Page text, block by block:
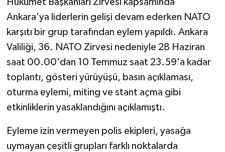
Hükümet Başkanları Zirvesi kapsamında
Ankara'ya liderlerin gelişi devam ederken NATO
karşıtı bir grup tarafından eylem yapıldı. Ankara
Valiliği, 36. NATO Zirvesi nedeniyle 28 Haziran
saat 00.00'dan 10 Temmuz saat 23.59'a kadar
toplantı, gösteri yürüyüşü, basın açıklaması,
oturma eylemi, miting ve stant açma gibi
etkinliklerin yasaklandığını açıklamıştı.
Eyleme izin vermeyen polis ekipleri, yasağa
uymayan çeşitli grupları farklı noktalarda